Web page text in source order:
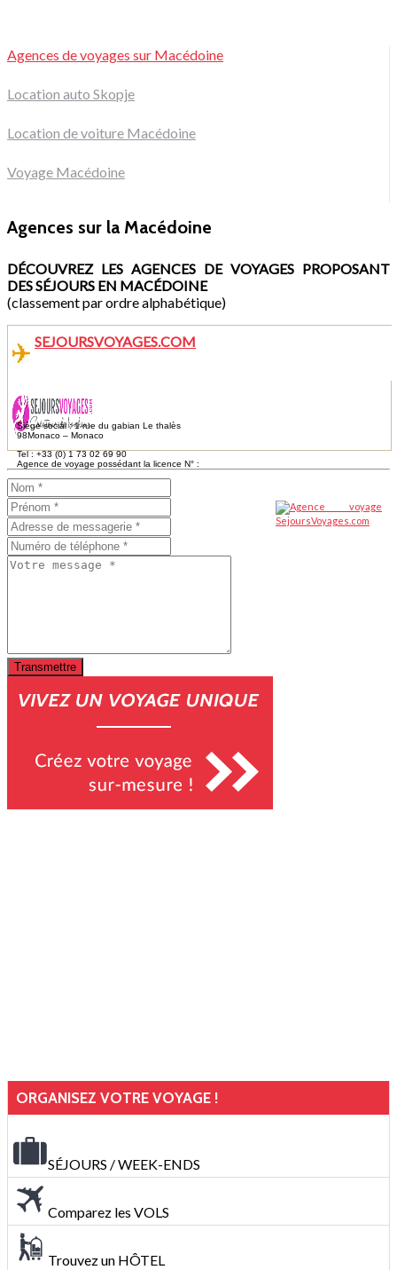
Agences de voyages sur Macédoine
Location auto Skopje
Location de voiture Macédoine
Voyage Macédoine
Agences sur la Macédoine
DÉCOUVREZ LES AGENCES DE VOYAGES PROPOSANT
DES SÉJOURS EN MACÉDOINE
(classement par ordre alphabétique)
SEJOURSVOYAGES.COM
Siège social : 1 rue du gabian Le thalès
98Monaco – Monaco
Tel : +33 (0) 1 73 02 69 90
Agence de voyage possédant la licence N° :
ORGANISEZ VOTRE VOYAGE !
SÉJOURS / WEEK-ENDS
Comparez les VOLS
Trouvez un HÔTEL